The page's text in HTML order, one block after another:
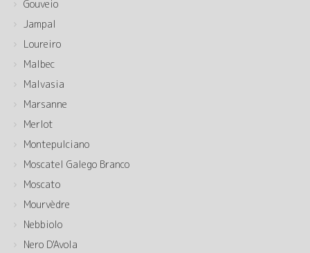
Gouveio
Jampal
Loureiro
Malbec
Malvasia
Marsanne
Merlot
Montepulciano
Moscatel Galego Branco
Moscato
Mourvèdre
Nebbiolo
Nero D'Avola